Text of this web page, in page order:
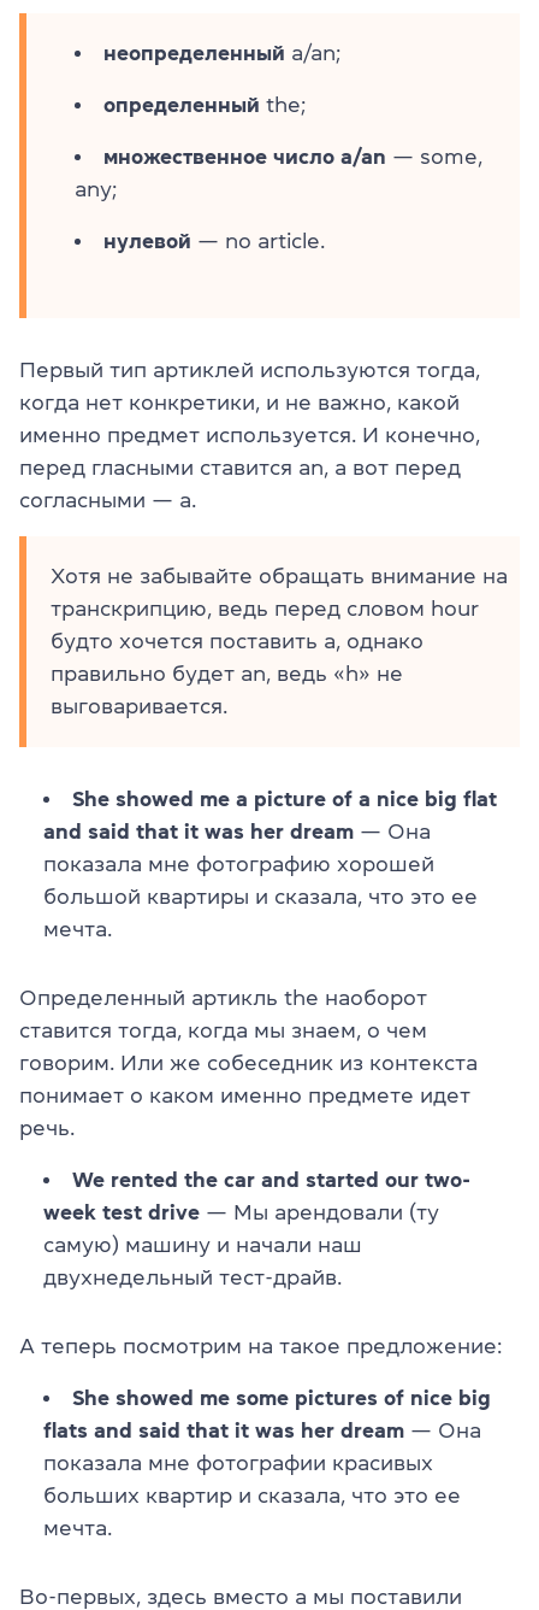
неопределенный a/an;
определенный the;
множественное число a/an — some,
any;
нулевой — no article.
Первый тип артиклей используются тогда,
когда нет конкретики, и не важно, какой
именно предмет используется. И конечно,
перед гласными ставится an, а вот перед
согласными — a.
Хотя не забывайте обращать внимание на
транскрипцию, ведь перед словом hour
будто хочется поставить a, однако
правильно будет an, ведь «h» не
выговаривается.
She showed me a picture of a nice big flat
and said that it was her dream — Она
показала мне фотографию хорошей
большой квартиры и сказала, что это ее
мечта.
Определенный артикль the наоборот
ставится тогда, когда мы знаем, о чем
говорим. Или же собеседник из контекста
понимает о каком именно предмете идет
речь.
We rented the car and started our two-
week test drive — Мы арендовали (ту
самую) машину и начали наш
двухнедельный тест-драйв.
А теперь посмотрим на такое предложение:
She showed me some pictures of nice big
flats and said that it was her dream — Она
показала мне фотографии красивых
больших квартир и сказала, что это ее
мечта.
Во-первых, здесь вместо a мы поставили